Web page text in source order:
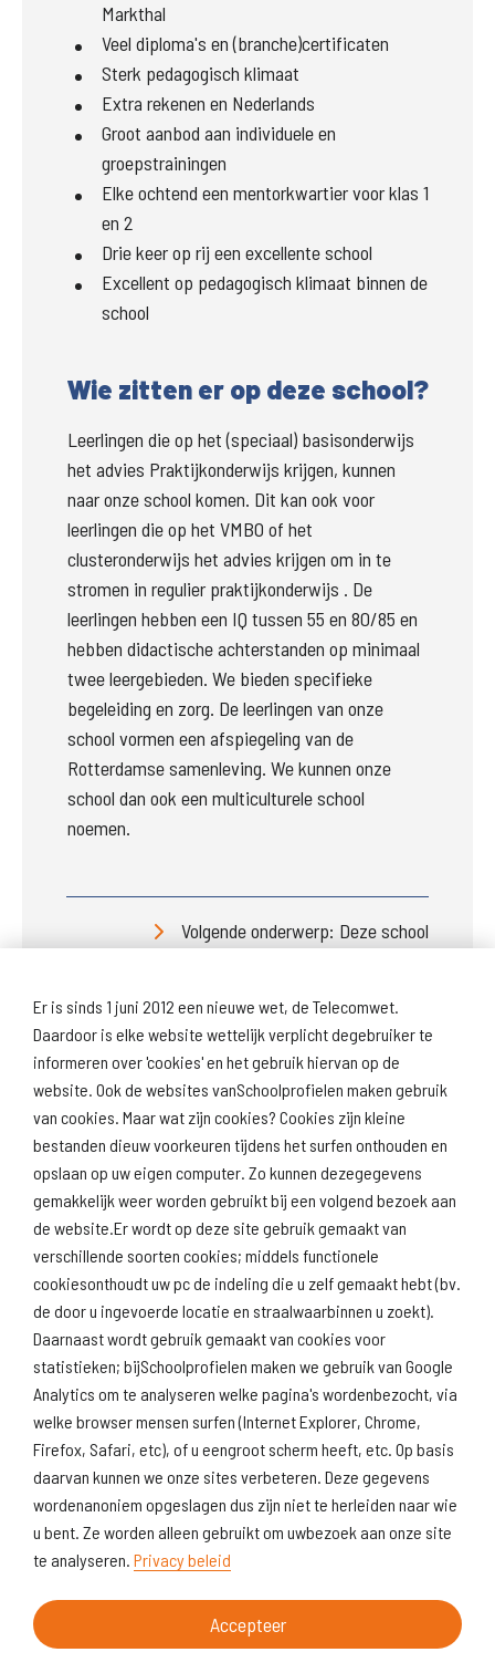
Er is sinds 1 juni 2012 een nieuwe wet, de Telecomwet.
Daardoor is elke website wettelijk verplicht degebruiker te
informeren over 'cookies' en het gebruik hiervan op de
website. Ook de websites vanSchoolprofielen maken gebruik
van cookies. Maar wat zijn cookies? Cookies zijn kleine
bestanden dieuw voorkeuren tijdens het surfen onthouden en
opslaan op uw eigen computer. Zo kunnen dezegegevens
gemakkelijk weer worden gebruikt bij een volgend bezoek aan
de website.Er wordt op deze site gebruik gemaakt van
verschillende soorten cookies; middels functionele
cookiesonthoudt uw pc de indeling die u zelf gemaakt hebt (bv.
de door u ingevoerde locatie en straalwaarbinnen u zoekt).
Daarnaast wordt gebruik gemaakt van cookies voor
statistieken; bijSchoolprofielen maken we gebruik van Google
Analytics om te analyseren welke pagina's wordenbezocht, via
welke browser mensen surfen (Internet Explorer, Chrome,
Firefox, Safari, etc), of u eengroot scherm heeft, etc. Op basis
daarvan kunnen we onze sites verbeteren. Deze gegevens
wordenanoniem opgeslagen dus zijn niet te herleiden naar wie
u bent. Ze worden alleen gebruikt om uwbezoek aan onze site
te analyseren. Privacy beleid
Accepteer
Markthal
Veel diploma's en (branche)certificaten
Sterk pedagogisch klimaat
Extra rekenen en Nederlands
Groot aanbod aan individuele en
groepstrainingen
Elke ochtend een mentorkwartier voor klas 1
en 2
Drie keer op rij een excellente school
Excellent op pedagogisch klimaat binnen de
school
Wie zitten er op deze school?
Leerlingen die op het (speciaal) basisonderwijs
het advies Praktijkonderwijs krijgen, kunnen
naar onze school komen. Dit kan ook voor
leerlingen die op het VMBO of het
clusteronderwijs het advies krijgen om in te
stromen in regulier praktijkonderwijs . De
leerlingen hebben een IQ tussen 55 en 80/85 en
hebben didactische achterstanden op minimaal
twee leergebieden. We bieden specifieke
begeleiding en zorg. De leerlingen van onze
school vormen een afspiegeling van de
Rotterdamse samenleving. We kunnen onze
school dan ook een multiculturele school
noemen.
Volgende onderwerp: Deze school
Download
schoolprofiel
Naar
schoolresultaten
Naar scholenopdekaart.nl